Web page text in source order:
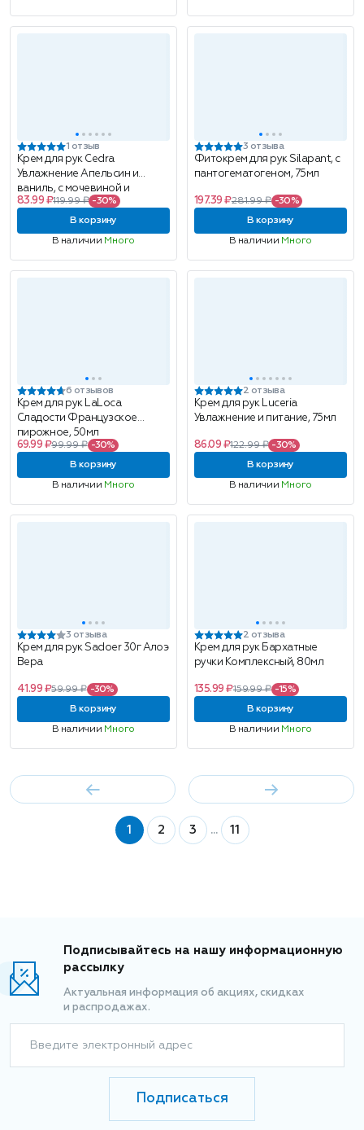
1 отзыв
Крем для рук Cedra
Увлажнение Апельсин и
ваниль, с мочевиной и
глицерином, 75мл
83.99 ₽119.99 ₽ -30%
В корзину
В наличии Много
3 отзыва
Фитокрем для рук Silapant, с
пантогематогеном, 75мл
197.39 ₽281.99 ₽ -30%
В корзину
В наличии Много
6 отзывов
Крем для рук LaLoca
Сладости Французское
пирожное, 50мл
69.99 ₽99.99 ₽ -30%
В корзину
В наличии Много
2 отзыва
Крем для рук Luceria
Увлажнение и питание, 75мл
86.09 ₽122.99 ₽ -30%
В корзину
В наличии Много
3 отзыва
Крем для рук Sadoer 30г Алоэ
Вера
41.99 ₽59.99 ₽ -30%
В корзину
В наличии Много
2 отзыва
Крем для рук Бархатные
ручки Комплексный, 80мл
135.99 ₽159.99 ₽ -15%
В корзину
В наличии Много
1 2 3 ... 11
Подписывайтесь на нашу информационную
рассылку
Актуальная информация об акциях, скидках
и распродажах.
Введите электронный адрес
Подписаться